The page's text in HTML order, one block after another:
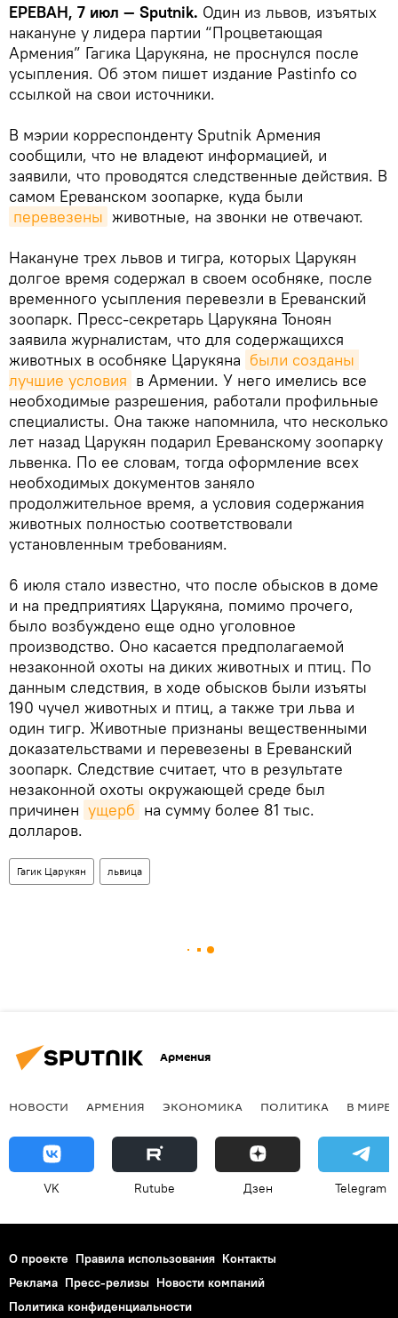
ЕРЕВАН, 7 июл — Sputnik. Один из львов, изъятых
накануне у лидера партии “Процветающая
Армения” Гагика Царукяна, не проснулся после
усыпления. Об этом пишет издание Pastinfo со
ссылкой на свои источники.
В мэрии корреспонденту Sputnik Армения
сообщили, что не владеют информацией, и
заявили, что проводятся следственные действия. В
самом Ереванском зоопарке, куда были
перевезены животные, на звонки не отвечают.
Накануне трех львов и тигра, которых Царукян
долгое время содержал в своем особняке, после
временного усыпления перевезли в Ереванский
зоопарк. Пресс-секретарь Царукяна Тоноян
заявила журналистам, что для содержащихся
животных в особняке Царукяна были созданы
лучшие условия в Армении. У него имелись все
необходимые разрешения, работали профильные
специалисты. Она также напомнила, что несколько
лет назад Царукян подарил Ереванскому зоопарку
львенка. По ее словам, тогда оформление всех
необходимых документов заняло
продолжительное время, а условия содержания
животных полностью соответствовали
установленным требованиям.
6 июля стало известно, что после обысков в доме
и на предприятиях Царукяна, помимо прочего,
было возбуждено еще одно уголовное
производство. Оно касается предполагаемой
незаконной охоты на диких животных и птиц. По
данным следствия, в ходе обысков были изъяты
190 чучел животных и птиц, а также три льва и
один тигр. Животные признаны вещественными
доказательствами и перевезены в Ереванский
зоопарк. Следствие считает, что в результате
незаконной охоты окружающей среде был
причинен ущерб на сумму более 81 тыс.
долларов.
Гагик Царукян львица
Армения
НОВОСТИ АРМЕНИЯ ЭКОНОМИКА ПОЛИТИКА В МИРЕ
VK Rutube Дзен Telegram
О проекте Правила использования Контакты
Реклама Пресс-релизы Новости компаний
Политика конфиденциальности